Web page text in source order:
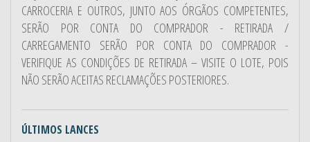
CARROCERIA E OUTROS, JUNTO AOS ÓRGÃOS COMPETENTES,
SERÃO POR CONTA DO COMPRADOR - RETIRADA /
CARREGAMENTO SERÃO POR CONTA DO COMPRADOR -
VERIFIQUE AS CONDIÇÕES DE RETIRADA – VISITE O LOTE, POIS
NÃO SERÃO ACEITAS RECLAMAÇÕES POSTERIORES.
ÚLTIMOS LANCES